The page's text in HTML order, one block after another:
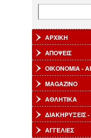
ΑΡΧΙΚΗ
ΑΠΟΨΕΙΣ
ΟΙΚΟΝΟΜΙΑ -
MAGAZINO
ΑΘΛΗΤΙΚΑ
ΔΙΑΚΗΡΥΞΕΙΣ
ΑΓΓΕΛΙΕΣ